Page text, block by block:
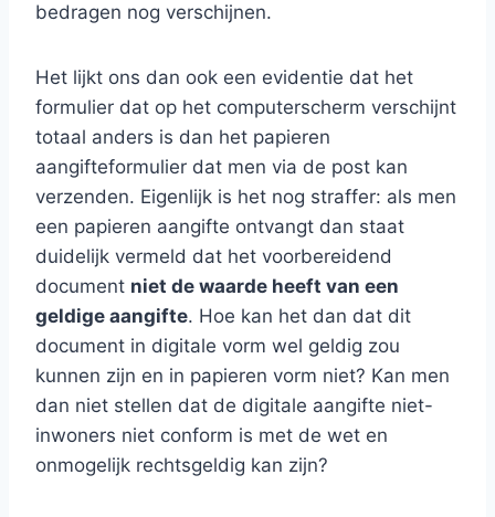
bedragen nog verschijnen.
Het lijkt ons dan ook een evidentie dat het
formulier dat op het computerscherm verschijnt
totaal anders is dan het papieren
aangifteformulier dat men via de post kan
verzenden. Eigenlijk is het nog straffer: als men
een papieren aangifte ontvangt dan staat
duidelijk vermeld dat het voorbereidend
document niet de waarde heeft van een
geldige aangifte. Hoe kan het dan dat dit
document in digitale vorm wel geldig zou
kunnen zijn en in papieren vorm niet? Kan men
dan niet stellen dat de digitale aangifte niet-
inwoners niet conform is met de wet en
onmogelijk rechtsgeldig kan zijn?